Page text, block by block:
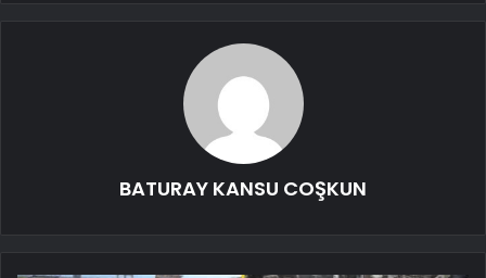
BATURAY KANSU COŞKUN